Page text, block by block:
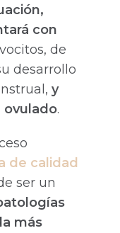
con
de
desarrollo
y
ovulado.
de calidad
ser un
más